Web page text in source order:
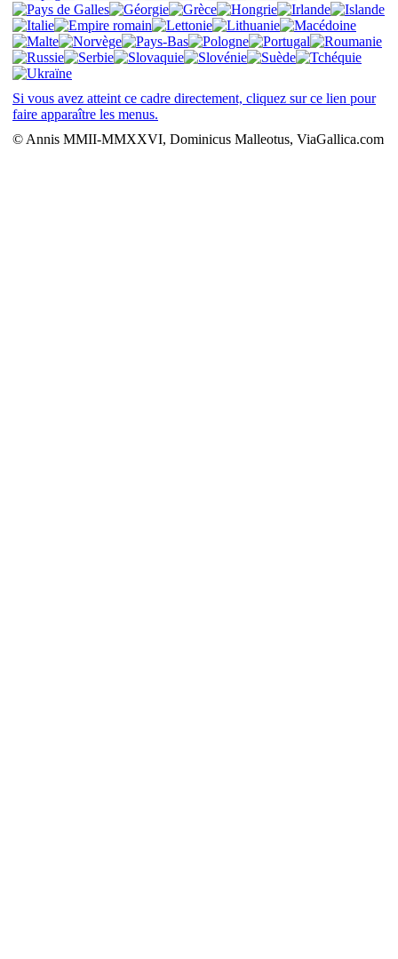
Si vous avez atteint ce cadre directement, cliquez sur ce lien pour
faire apparaître les menus.
© Annis MMII-MMXXVI, Dominicus Malleotus, ViaGallica.com